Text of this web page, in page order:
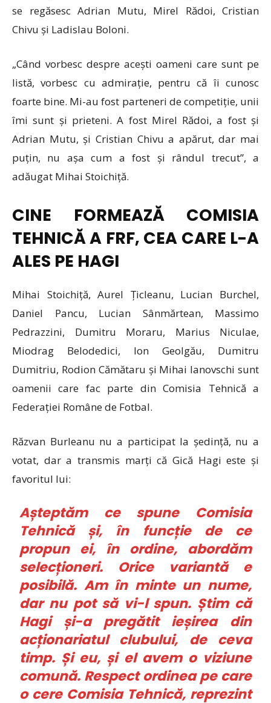
se regăsesc Adrian Mutu, Mirel Rădoi, Cristian
Chivu și Ladislau Boloni.
„Când vorbesc despre acești oameni care sunt pe
listă, vorbesc cu admirație, pentru că îi cunosc
foarte bine. Mi-au fost parteneri de competiție, unii
îmi sunt și prieteni. A fost Mirel Rădoi, a fost și
Adrian Mutu, și Cristian Chivu a apărut, dar mai
puțin, nu așa cum a fost și rândul trecut”, a
adăugat Mihai Stoichiță.
CINE FORMEAZĂ COMISIA
TEHNICĂ A FRF, CEA CARE L-A
ALES PE HAGI
Mihai Stoichiță, Aurel Țicleanu, Lucian Burchel,
Daniel Pancu, Lucian Sânmărtean, Massimo
Pedrazzini, Dumitru Moraru, Marius Niculae,
Miodrag Belodedici, Ion Geolgău, Dumitru
Dumitriu, Rodion Cămătaru și Mihai Ianovschi sunt
oamenii care fac parte din Comisia Tehnică a
Federației Române de Fotbal.
Răzvan Burleanu nu a participat la ședință, nu a
votat, dar a transmis marți că Gică Hagi este și
favoritul lui:
Așteptăm ce spune Comisia
Tehnică și, în funcție de ce
propun ei, în ordine, abordăm
selecționeri. Orice variantă e
posibilă. Am în minte un nume,
dar nu pot să vi-l spun. Știm că
Hagi și-a pregătit ieșirea din
acționariatul clubului, de ceva
timp. Și eu, și el avem o viziune
comună. Respect ordinea pe care
o cere Comisia Tehnică, reprezint